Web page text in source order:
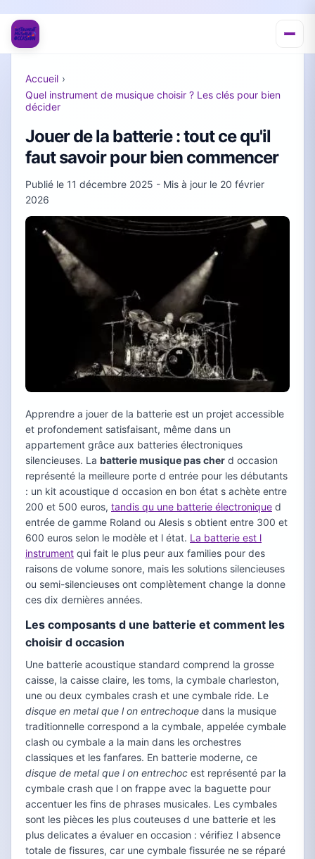
Accueil ›
Quel instrument de musique choisir ? Les clés pour bien
décider
Jouer de la batterie : tout ce qu'il
faut savoir pour bien commencer
Publié le 11 décembre 2025 - Mis à jour le 20 février
2026
Apprendre a jouer de la batterie est un projet accessible
et profondement satisfaisant, même dans un
appartement grâce aux batteries électroniques
silencieuses. La batterie musique pas cher d occasion
représenté la meilleure porte d entrée pour les débutants
: un kit acoustique d occasion en bon état s achète entre
200 et 500 euros, tandis qu une batterie électronique d
entrée de gamme Roland ou Alesis s obtient entre 300 et
600 euros selon le modèle et l état. La batterie est l
instrument qui fait le plus peur aux families pour des
raisons de volume sonore, mais les solutions silencieuses
ou semi-silencieuses ont complètement change la donne
ces dix dernières années.
Les composants d une batterie et comment les
choisir d occasion
Une batterie acoustique standard comprend la grosse
caisse, la caisse claire, les toms, la cymbale charleston,
une ou deux cymbales crash et une cymbale ride. Le
disque en metal que l on entrechoque dans la musique
traditionnelle correspond a la cymbale, appelée cymbale
clash ou cymbale a la main dans les orchestres
classiques et les fanfares. En batterie moderne, ce
disque de metal que l on entrechoc est représenté par la
cymbale crash que l on frappe avec la baguette pour
accentuer les fins de phrases musicales. Les cymbales
sont les pièces les plus couteuses d une batterie et les
plus delicates a évaluer en occasion : vérifiez l absence
totale de fissures, car une cymbale fissurée ne se réparé